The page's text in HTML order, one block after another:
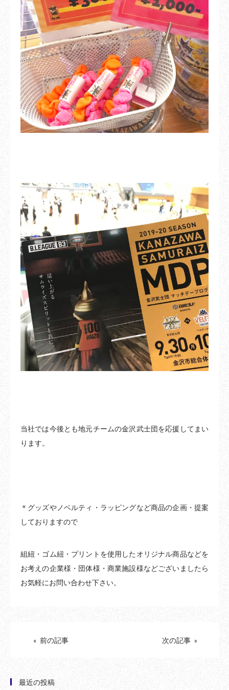
当社では今後とも地元チームの金沢武士団を応援してまい
ります。
＊グッズやノベルティ・ラッピングなど商品の企画・提案
しておりますので
組紐・ゴム紐・プリントを使用したオリジナル商品などを
お考えの企業様・団体様・商業施設様などございましたら
お気軽にお問い合わせ下さい。
« 前の記事 次の記事 »
最近の投稿